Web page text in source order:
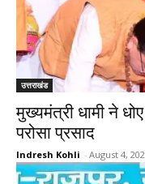
उत्तराखंड
मुख्यमंत्री धामी ने
परोसा प्रसाद
Indresh Kohli - August 4,